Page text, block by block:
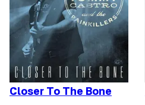
Closer To The Bone